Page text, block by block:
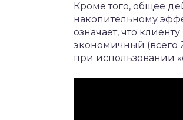
Кроме того, общее
накопительному
означает, что
экономичный (всего
при использовании